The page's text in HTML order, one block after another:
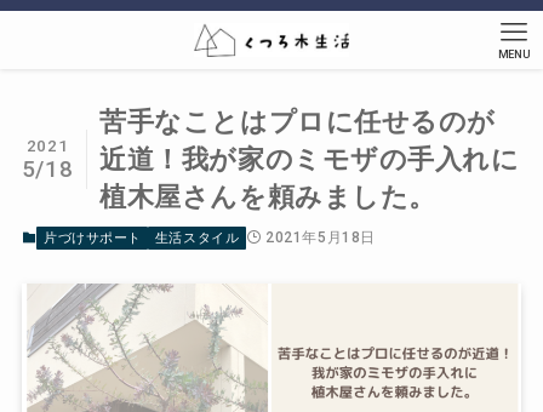
MENU
苦手なことはプロに任せるのが
近道！我が家のミモザの手入れに
植木屋さんを頼みました。
2021
5/18
片づけサポート 生活スタイル 2021年5月18日